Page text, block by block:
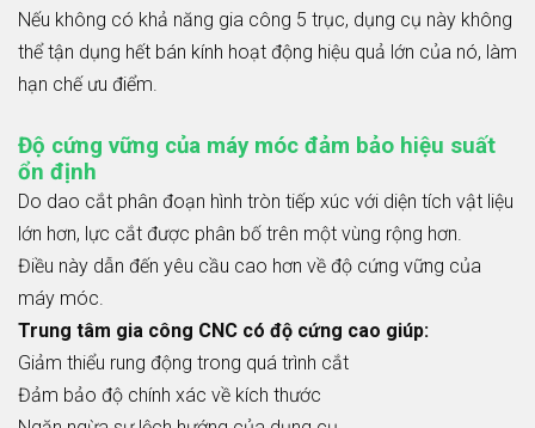
Nếu không có khả năng gia công 5 trục, dụng cụ này không
thể tận dụng hết bán kính hoạt động hiệu quả lớn của nó, làm
hạn chế ưu điểm.
Độ cứng vững của máy móc đảm bảo hiệu suất
ổn định
Do dao cắt phân đoạn hình tròn tiếp xúc với diện tích vật liệu
lớn hơn, lực cắt được phân bố trên một vùng rộng hơn.
Điều này dẫn đến yêu cầu cao hơn về độ cứng vững của
máy móc.
Trung tâm gia công CNC có độ cứng cao giúp:
Giảm thiểu rung động trong quá trình cắt
Đảm bảo độ chính xác về kích thước